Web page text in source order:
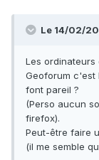
Le 14/02/
Les ordinateurs
Geoforum c'est
font pareil ?
(Perso aucun
firefox).
Peut-être faire
(il me semble